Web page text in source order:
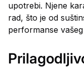
upotrebi. Njene
rad, što je od
performanse